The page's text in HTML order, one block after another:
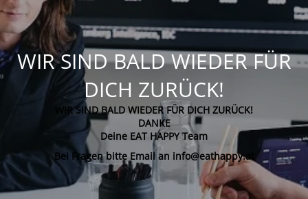
WIR SIND BALD WIEDER FÜR
DICH ZURÜCK!
WIR SIND BALD WIEDER FÜR DICH ZURÜCK!
DANKE
Deine EAT HAPPY Team
Bei Fragen bitte Email an info@eathappy.at